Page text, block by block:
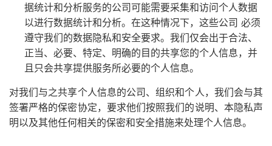
据统计和分析服务的公司可能需要采集和访问个人数据
以进行数据统计和分析。在这种情况下，这些公司 必须
遵守我们的数据隐私和安全要求。我们仅会出于合法、
正当、必要、特定、明确的目的共享您的个人信息，并
且只会共享提供服务所必要的个人信息。
对我们与之共享个人信息的公司、组织和个人，我们会与其
签署严格的保密协定，要求他们按照我们的说明、本隐私声
明以及其他任何相关的保密和安全措施来处理个人信息。